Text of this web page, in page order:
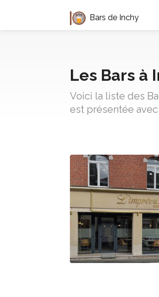
Bars de Inchy
Les Bars à
Voici la liste des
est présentée